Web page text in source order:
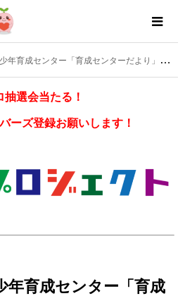
成センター「育成センターだより」令和5年度第１号発行
抽選会当たる！
ーズ登録お願いします！
年育成センター「育成